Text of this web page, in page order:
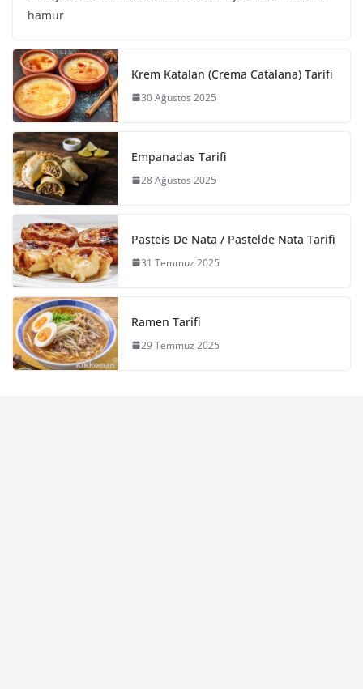
hamur
Krem Katalan (Crema Catalana) Tarifi
30 Ağustos 2025
Empanadas Tarifi
28 Ağustos 2025
Pasteis De Nata / Pastelde Nata Tarifi
31 Temmuz 2025
Ramen Tarifi
29 Temmuz 2025